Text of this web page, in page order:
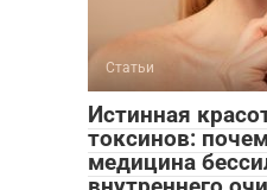
Статьи
Истинная
токсинов:
медицина